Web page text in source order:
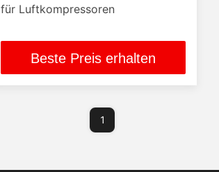
für Luftkompressoren
Beste Preis erhalten
1